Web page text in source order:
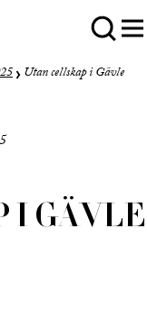
Utan cellskap i Gävle
I GÄVLE